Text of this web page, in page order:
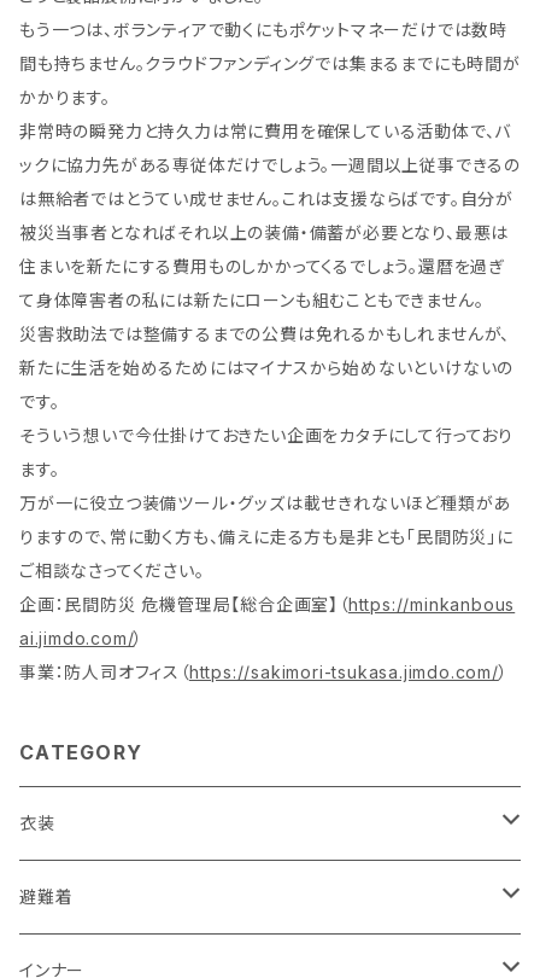
もう一つは、ボランティアで動くにもポケットマネーだけでは数時
間も持ちません。クラウドファンディングでは集まるまでにも時間が
かかります。
非常時の瞬発力と持久力は常に費用を確保している活動体で、バ
ックに協力先がある専従体だけでしょう。一週間以上従事できるの
は無給者ではとうてい成せません。これは支援ならばです。自分が
被災当事者となればそれ以上の装備・備蓄が必要となり、最悪は
住まいを新たにする費用ものしかかってくるでしょう。還暦を過ぎ
て身体障害者の私には新たにローンも組むこともできません。
災害救助法では整備するまでの公費は免れるかもしれませんが、
新たに生活を始めるためにはマイナスから始めないといけないの
です。
そういう想いで今仕掛けておきたい企画をカタチにして行っており
ます。
万が一に役立つ装備ツール・グッズは載せきれないほど種類があ
りますので、常に動く方も、備えに走る方も是非とも「民間防災」に
ご相談なさってください。
企画：民間防災 危機管理局【総合企画室】（https://minkanbous
ai.jimdo.com/）
事業：防人司オフィス（https://sakimori-tsukasa.jimdo.com/）
CATEGORY
衣装
活動服（防災服）
ドライウエア
レスキュー
避難着
レディス
インナー